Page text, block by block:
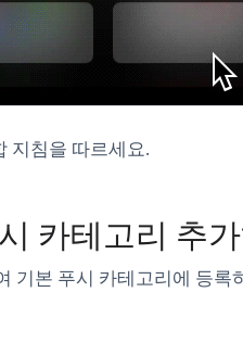
지침을 따르세요.
카테고리 추
기본 푸시 카테고리에 등록